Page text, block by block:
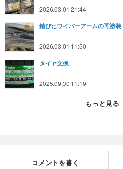
2026.03.01 21:44
錆びたワイパーアームの再塗装
2026.03.01 11:50
タイヤ交換
2025.09.30 11:19
もっと見る
コメントを書く